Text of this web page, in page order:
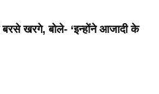
खरगे, बोले- ‘इन्होंने आजादी के